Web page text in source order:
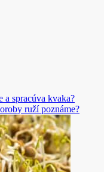
a spracúva kvaka?
ruží poznáme?